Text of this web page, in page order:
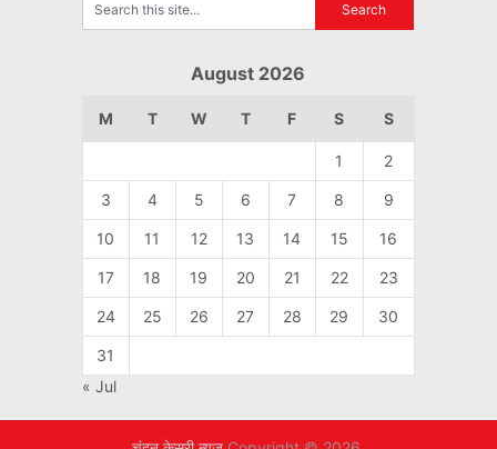
August 2026
M T W T F S S
1 2
3 4 5 6 7 8 9
10 11 12 13 14 15 16
17 18 19 20 21 22 23
24 25 26 27 28 29 30
31
« Jul